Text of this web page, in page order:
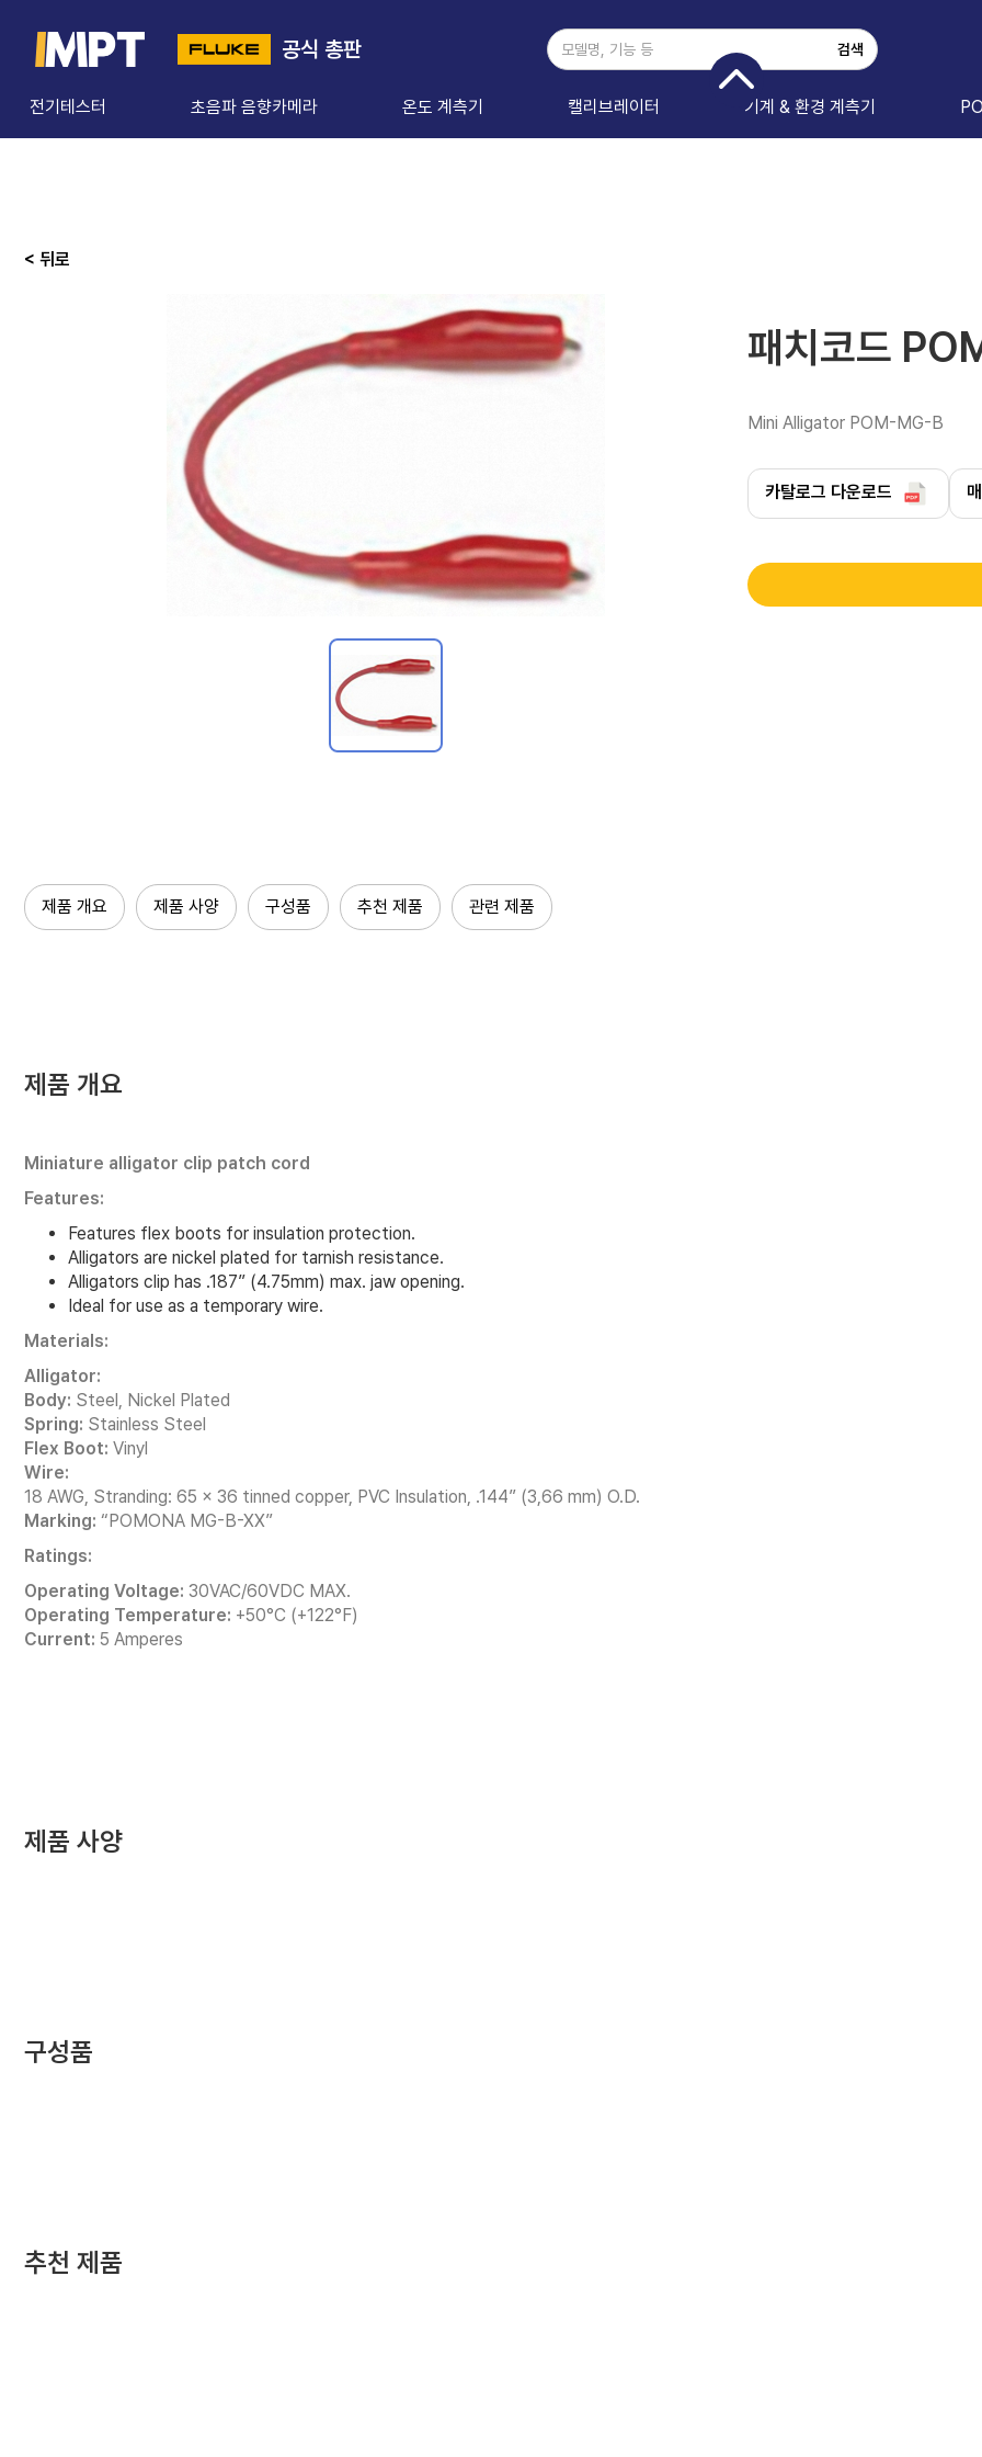
공식 총판
전기테스터 초음파 음향카메라 온도 계측기 캘리브레이터 기계 & 환경 계측기
< 뒤로
패치코드
Mini Alligator POM-MG-B
카탈로그 다운로드
제품 개요 제품 사양 구성품 추천 제품 관련 제품
제품 개요
Miniature alligator clip patch cord
Features:
Features flex boots for insulation protection.
Alligators are nickel plated for tarnish resistance.
Alligators clip has .187” (4.75mm) max. jaw opening.
Ideal for use as a temporary wire.
Materials:
Alligator:
Body: Steel, Nickel Plated
Spring: Stainless Steel
Flex Boot: Vinyl
Wire:
18 AWG, Stranding: 65 x 36 tinned copper, PVC Insulation, .144” (3,66 mm) O.D.
Marking: “POMONA MG-B-XX”
Ratings:
Operating Voltage: 30VAC/60VDC MAX.
Operating Temperature: +50°C (+122°F)
Current: 5 Amperes
제품 사양
구성품
추천 제품